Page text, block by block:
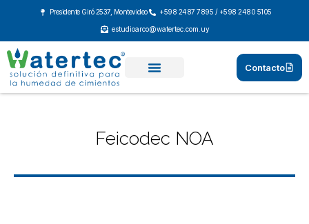
contenido
Presidente Giró 2537, Montevideo +598 2487 7895 / +598 2480 5105
estudioarco@watertec.com.uy
Contacto
Feicodec NOA